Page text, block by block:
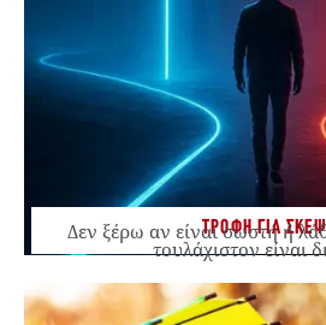
ΤΡΟΦΗ ΓΙΑ
Δεν ξέρω αν είναι σωστή ή
τουλάχιστον είναι